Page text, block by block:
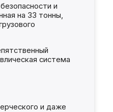
и
на 33 тонны,
система
и даже